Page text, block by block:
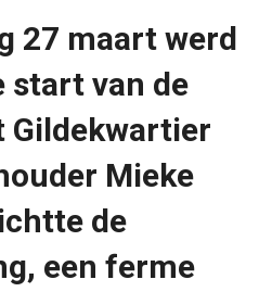
27 maart werd
start van de
Gildekwartier
Mieke
de
een ferme